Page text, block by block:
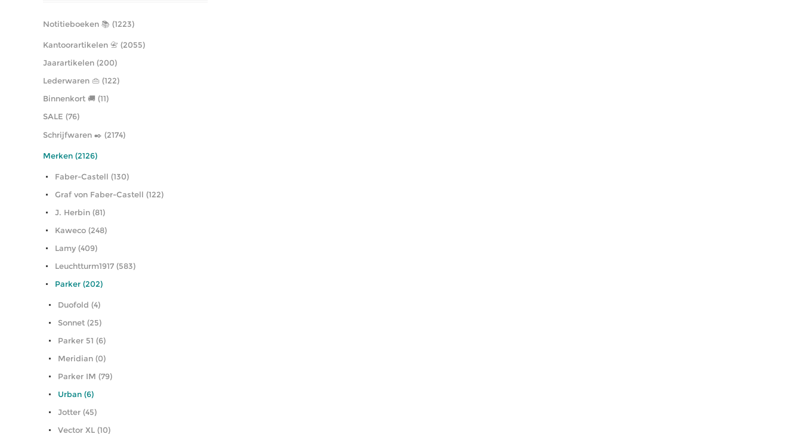
Notitieboeken 📚 (1223)
Kantoorartikelen 📇 (2055)
Jaarartikelen (200)
Lederwaren 👜 (122)
Binnenkort 🚚 (11)
SALE (76)
Schrijfwaren ✒️ (2174)
Merken (2126)
Faber-Castell (130)
Graf von Faber-Castell (122)
J. Herbin (81)
Kaweco (248)
Lamy (409)
Leuchtturm1917 (583)
Parker (202)
Duofold (4)
Sonnet (25)
Parker 51 (6)
Meridian (0)
Parker IM (79)
Urban (6)
Jotter (45)
Vector XL (10)